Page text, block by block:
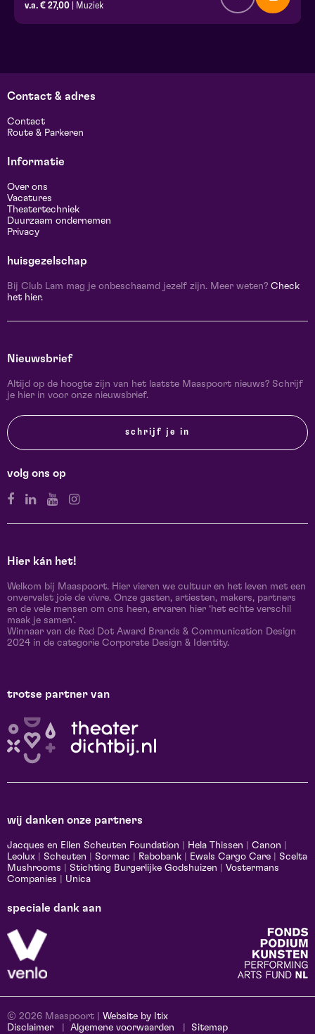
v.a. € 27,00 | Muziek
Contact & adres
Contact
Route & Parkeren
Informatie
Over ons
Vacatures
Theatertechniek
Duurzaam ondernemen
Privacy
huisgezelschap
Bij Club Lam mag je onbeschaamd jezelf zijn. Meer weten? Check
het hier.
Nieuwsbrief
Altijd op de hoogte zijn van het laatste Maaspoort nieuws? Schrijf
je hier in voor onze nieuwsbrief.
schrijf je in
volg ons op
Hier kán het!
Welkom bij Maaspoort. Hier vieren we cultuur en het leven met een
onvervalst joie de vivre. Onze gasten, artiesten, makers, partners
en de vele mensen om ons heen, ervaren hier ‘het echte verschil
maak je samen’.
Winnaar van de Red Dot Award Brands & Communication Design
2024 in de categorie Corporate Design & Identity.
trotse partner van
wij danken onze partners
Jacques en Ellen Scheuten Foundation Hela Thissen Canon
Leolux
Scheuten Sormac Rabobank Ewals Cargo Care
Scelta
Mushrooms
Stichting Burgerlijke Godshuizen
Vostermans
Companies
Unica
speciale dank aan
© 2026 Maaspoort | Website by Itix
Disclaimer
Algemene voorwaarden Sitemap